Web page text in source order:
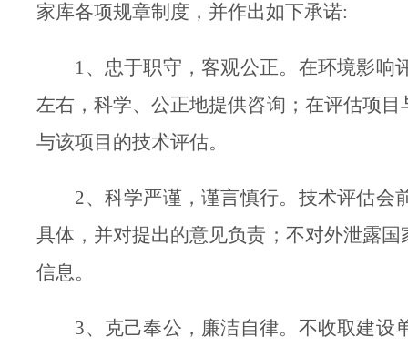
家库各项规章制度，并作出如下承诺:
1、 忠于职守，客观公正。在环境影响
左右，科学、公正地提供咨询 ； 在评估项目
与该项目的技术评估。
2、 科学严谨，谨言慎行。技术评估会
具体，并对提出的意见负责 ； 不对外泄露国
信息。
3、 克己奉公，廉洁自律。不收取建设